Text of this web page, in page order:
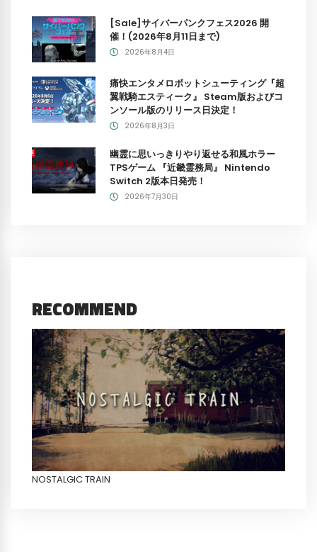
[Sale]サイバーパンクフェス2026 開
催！(2026年8月11日まで)
2026年8月4日
痛快エンタメロボットシューティング『超
翼戦騎エスティーク』 Steam版およびコ
ンソール版のリリース日決定！
2026年8月3日
幽霊に思いっきりやり返せる和風ホラー
TPSゲーム 『近畿霊務局』 Nintendo
Switch 2版本日発売！
2026年7月30日
RECOMMEND
NOSTALGIC TRAIN